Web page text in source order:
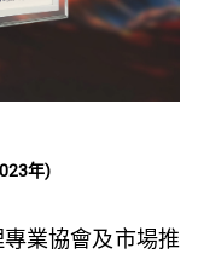
年)
業協會及市場推